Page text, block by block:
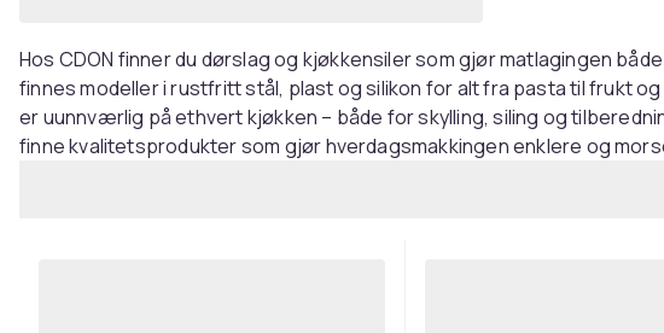
Hos CDON finner du dørslag og kjøkkensiler som gjør matlagingen
finnes modeller i rustfritt stål, plast og silikon for alt fra pasta til frukt
er uunnværlig på ethvert kjøkken – både for skylling, siling og
finne kvalitetsprodukter som gjør hverdagsmakkingen enklere og